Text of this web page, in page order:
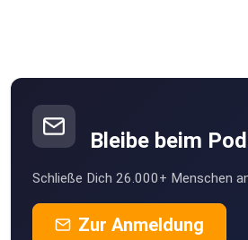
Bleibe beim
Schließe Dich 26.000+ Menschen
Zur Anmeldung